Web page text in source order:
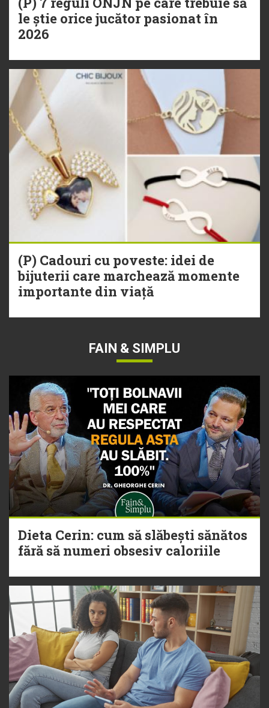
le știe orice jucător pasionat în
2026
(P) Cadouri cu poveste: idei de
bijuterii care marchează momente
importante din viață
FAIN & SIMPLU
Dieta Cerin: cum să slăbești sănătos
fără să numeri obsesiv caloriile